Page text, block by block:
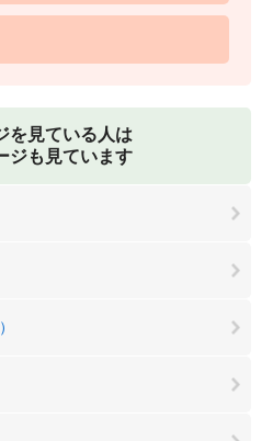
を見ている人は
ジも見ています